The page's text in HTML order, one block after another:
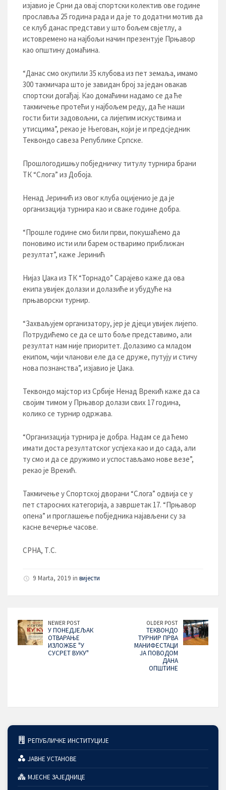
изјавио је Срни да овај спортски колектив ове године
прославља 25 година рада и да је то додатни мотив да
се клуб данас представи у што бољем свјетлу, а
истовремено на најбољи начин презентује Прњавор
као општину домаћина.
“Данас смо окупили 35 клубова из пет земаља, имамо
300 такмичара што је завидан број за један овакав
спортски догађај. Као домаћини надамо се да ће
такмичење протећи у најбољем реду, да ће наши
гости бити задовољни, са лијепим искуствима и
утисцима”, рекао је Његован, који је и предсједник
Теквондо савеза Републике Српске.
Прошлогодишњу побједничку титулу турнира брани
ТК “Слога” из Добоја.
Ненад Јеринић из овог клуба оцијенио је да је
организација турнира као и сваке године добра.
“Прошле године смо били први, покушаћемо да
поновимо исти или барем остваримо приближан
резултат”, каже Јеринић
Нијаз Џака из ТК “Торнадо” Сарајево каже да ова
екипа увијек долази и долазиће и убудуће на
прњаворски турнир.
“Захваљујем организатору, јер је дјеци увијек лијепо.
Потрудићемо се да се што боље представимо, али
резултат нам није приоритет. Долазимо са младом
екипом, чији чланови еле да се друже, путују и стичу
нова познанства”, изјавио је Џака.
Теквондо мајстор из Србије Ненад Врекић каже да са
својим тимом у Прњавор долази свих 17 година,
колико се турнир одржава.
“Организација турнира је добра. Надам се да ћемо
имати доста резултатског успјеха као и до сада, али
ту смо и да се дружимо и успостављамо нове везе”,
рекао је Врекић.
Такмичење у Спортској дворани “Слога” одвија се у
пет старосних категорија, а завршетак 17. “Прњавор
опена” и проглашење побједника најављени су за
касне вечерње часове.
СРНА, Т.С.
9 Marta, 2019 in вијести
NEWER POST
У ПОНЕДЈЕЉАК
ОТВАРАЊЕ
ИЗЛОЖБЕ "У
СУСРЕТ ВУКУ"
OLDER POST
ТЕКВОНДО
ТУРНИР ПРВА
МАНИФЕСТАЦИ
ЈА ПОВОДОМ
ДАНА
ОПШТИНЕ
РЕПУБЛИЧКЕ ИНСТИТУЦИЈЕ
ЈАВНЕ УСТАНОВЕ
МЈЕСНЕ ЗАЈЕДНИЦЕ